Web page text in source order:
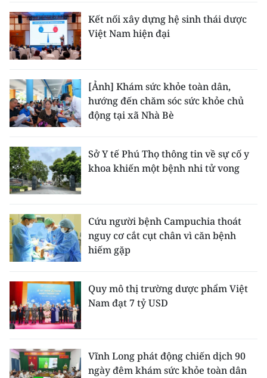
Kết nối xây dựng hệ sinh thái dược
Việt Nam hiện đại
[Ảnh] Khám sức khỏe toàn dân,
hướng đến chăm sóc sức khỏe chủ
động tại xã Nhà Bè
Sở Y tế Phú Thọ thông tin về sự cố y
khoa khiến một bệnh nhi tử vong
Cứu người bệnh Campuchia thoát
nguy cơ cắt cụt chân vì căn bệnh
hiếm gặp
Quy mô thị trường dược phẩm Việt
Nam đạt 7 tỷ USD
Vĩnh Long phát động chiến dịch 90
ngày đêm khám sức khỏe toàn dân